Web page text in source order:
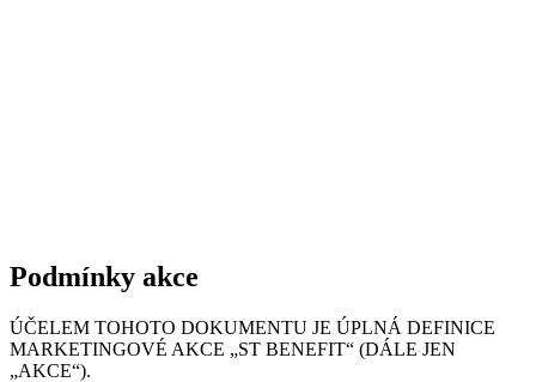
Podmínky akce
ÚČELEM TOHOTO DOKUMENTU JE ÚPLNÁ DEFINICE
MARKETINGOVÉ AKCE „ST BENEFIT“ (DÁLE JEN
„AKCE“).